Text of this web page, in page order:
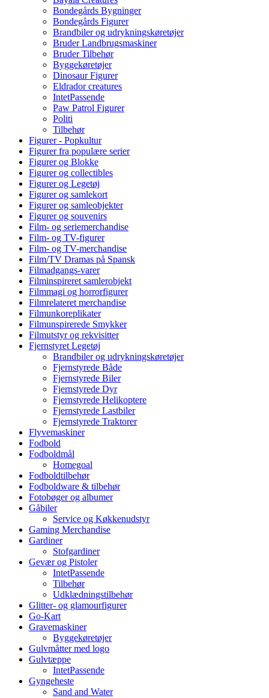
Bondegårds Bygninger
Bondegårds Figurer
Brandbiler og udrykningskøretøjer
Bruder Landbrugsmaskiner
Bruder Tilbehør
Byggekøretøjer
Dinosaur Figurer
Eldrador creatures
IntetPassende
Paw Patrol Figurer
Politi
Tilbehør
Figurer - Popkultur
Figurer fra populære serier
Figurer og Blokke
Figurer og collectibles
Figurer og Legetøj
Figurer og samlekort
Figurer og samleobjekter
Figurer og souvenirs
Film- og seriemerchandise
Film- og TV-figurer
Film- og TV-merchandise
Film/TV Dramas på Spansk
Filmadgangs-varer
Filminspireret samlerobjekt
Filmmagi og horrorfigurer
Filmrelateret merchandise
Filmunkoreplikater
Filmunspirerede Smykker
Filmutstyr og rekvisitter
Fjernstyret Legetøj
Brandbiler og udrykningskøretøjer
Fjernstyrede Både
Fjernstyrede Biler
Fjernstyrede Dyr
Fjernstyrede Helikoptere
Fjernstyrede Lastbiler
Fjernstyrede Traktorer
Flyvemaskiner
Fodbold
Fodboldmål
Homegoal
Fodboldtilbehør
Fodboldware & tilbehør
Fotobøger og albumer
Gåbiler
Service og Køkkenudstyr
Gaming Merchandise
Gardiner
Stofgardiner
Gevær og Pistoler
IntetPassende
Tilbehør
Udklædningstilbehør
Glitter- og glamourfigurer
Go-Kart
Gravemaskiner
Byggekøretøjer
Gulvmåtter med logo
Gulvtæppe
IntetPassende
Gyngeheste
Sand and Water